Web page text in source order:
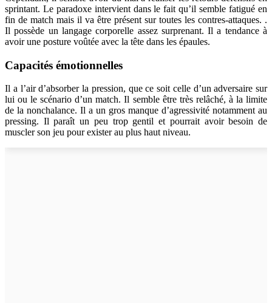
sprintant. Le paradoxe intervient dans le fait qu’il semble fatigué en
fin de match mais il va être présent sur toutes les contres-attaques. .
Il possède un langage corporelle assez surprenant. Il a tendance à
avoir une posture voûtée avec la tête dans les épaules.
Capacités émotionnelles
Il a l’air d’absorber la pression, que ce soit celle d’un adversaire sur
lui ou le scénario d’un match. Il semble être très relâché, à la limite
de la nonchalance. Il a un gros manque d’agressivité notamment au
pressing. Il paraît un peu trop gentil et pourrait avoir besoin de
muscler son jeu pour exister au plus haut niveau.